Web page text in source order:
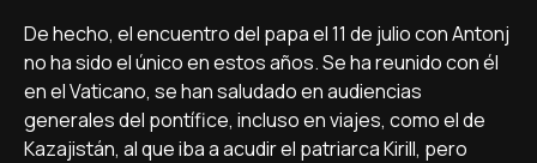
De hecho, el encuentro del papa el 11 de julio con Antonj
no ha sido el único en estos años. Se ha reunido con él
en el Vaticano, se han saludado en audiencias
generales del pontífice, incluso en viajes, como el de
Kazajistán, al que iba a acudir el patriarca Kirill, pero